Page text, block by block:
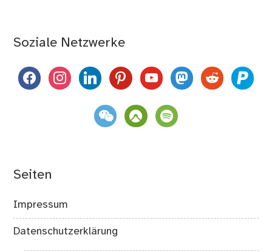
Soziale Netzwerke
facebookinstagramlinkedinpinterestyoutubemastodon
reddit paypal
weixin komootspotify
Seiten
Impressum
Datenschutzerklärung